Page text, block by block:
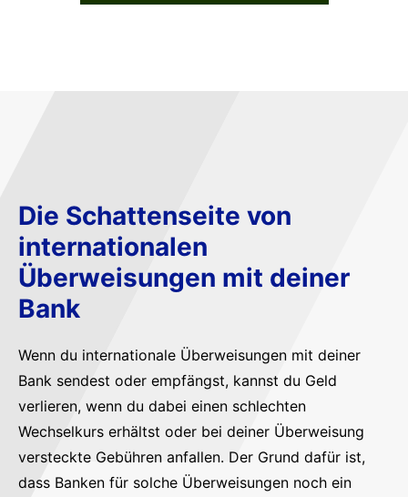
Die Schattenseite von
internationalen
Überweisungen mit deiner
Bank
Wenn du internationale Überweisungen mit deiner
Bank sendest oder empfängst, kannst du Geld
verlieren, wenn du dabei einen schlechten
Wechselkurs erhältst oder bei deiner Überweisung
versteckte Gebühren anfallen. Der Grund dafür ist,
dass Banken für solche Überweisungen noch ein